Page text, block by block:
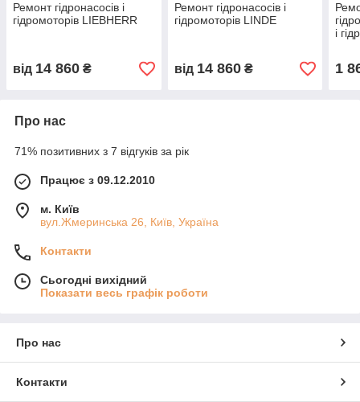
Ремонт гідронасосів і
гідромоторів LIEBHERR
від 14 860 ₴
Ремонт гідронасосів і
гідромоторів LINDE
від 14 860₴
і
1
Про нас
71% позитивних з 7 відгуків за рік
Працює з 09.12.2010
м. Київ
вул.Жмеринська 26, Київ, Україна
Контакти
Сьогодні вихідний
Показати весь графік роботи
Про нас
Контакти